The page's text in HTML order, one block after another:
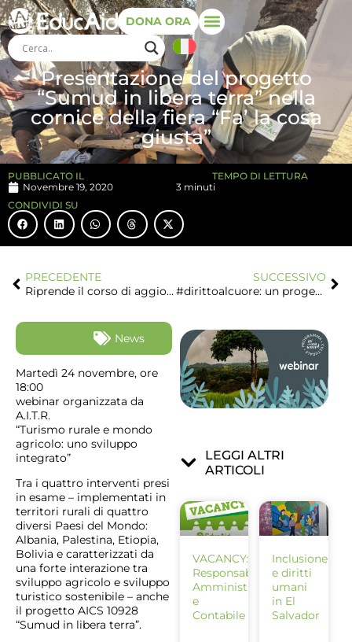
DONA ORA
Presentazione del progetto
“Sumud in libera terra” nella
cornice della fiera “Fa’ la cosa
giusta”
PUBBLICATO IL
Novembre 19, 2020
TEMPO DI LETTURA
3 minuti
CONDIVIDI SU
PRECEDENTE
Riprende il corso di aggiornamento docenti The World is Home
SUCCESSIVO
#dirittoalcuore: un progetto per promuovere la cultura della pace
News
Martedì 24 novembre, ore
18:00
webinar organizzata da
A.I.T.R.
“Turismo rurale e mondo
agricolo: uno sviluppo
integrato”
Tra i quattro interventi presi
in esame – implementati in
territori rurali di quattro
diversi Paesi del Mondo:
Albania, Palestina, Etiopia,
Bolivia e caratterizzati da
una forte interazione tra
sviluppo agricolo e sviluppo
turistico sostenibile – anche
il progetto AICS 10928
“Sumud in libera terra”.
LEGGI ALTRI
ARTICOLI
VACANCY:
Responsabile
Amministrativo
e
Contabile
Inclusione
e diritti
umani
in El
Salvador